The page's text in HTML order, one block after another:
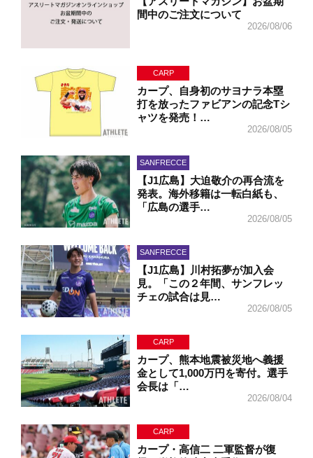
間中のご注文について
2026/08/06
CARP
カープ、自身初のサヨナラ本塁
打を放ったファビアンの記念Tシ
ャツを発売！…
2026/08/05
SANFRECCE
【J1広島】大迫敬介の再合流を
発表。海外移籍は一転白紙も、
「広島の選手…
2026/08/05
SANFRECCE
【J1広島】川村拓夢が加入会
見。「この２年間、サンフレッ
チェの試合は見…
2026/08/05
CARP
カープ、熊本地震被災地へ義援
金として1,000万円を寄付。選手
会長は「…
2026/08/04
CARP
カープ・高信二 二軍監督が復